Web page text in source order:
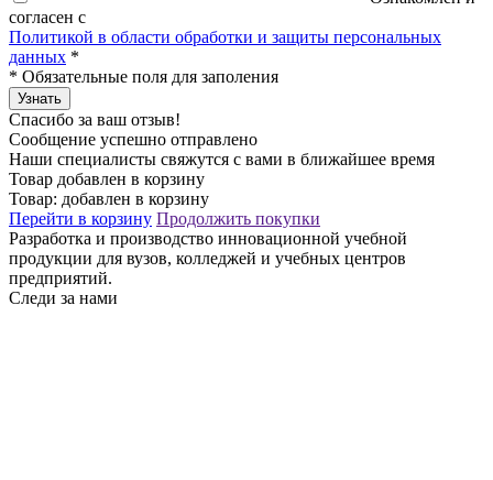
согласен с
Политикой в области обработки и защиты персональных
данных *
* Обязательные поля для заполения
Узнать
Спасибо за ваш отзыв!
Сообщение успешно отправлено
Наши специалисты свяжутся с вами в ближайшее время
Товар добавлен в корзину
Товар: добавлен в корзину
Перейти в корзину Продолжить покупки
Разработка и производство инновационной учебной
продукции для вузов, колледжей и учебных центров
предприятий.
Следи за нами